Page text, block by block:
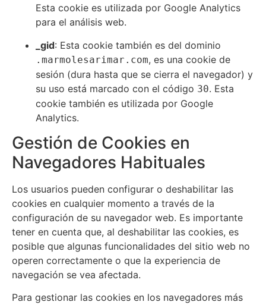
Esta cookie es utilizada por Google Analytics
para el análisis web.
_gid: Esta cookie también es del dominio
.marmolesarimar.com, es una cookie de
sesión (dura hasta que se cierra el navegador) y
su uso está marcado con el código 30. Esta
cookie también es utilizada por Google
Analytics.
Gestión de Cookies en
Navegadores Habituales
Los usuarios pueden configurar o deshabilitar las
cookies en cualquier momento a través de la
configuración de su navegador web. Es importante
tener en cuenta que, al deshabilitar las cookies, es
posible que algunas funcionalidades del sitio web no
operen correctamente o que la experiencia de
navegación se vea afectada.
Para gestionar las cookies en los navegadores más